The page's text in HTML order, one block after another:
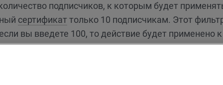
подписчиков, к которым будет
сертификаттолько 10 подписчикам. Этот
вы введете 100, то действие будет применено к
заданному условию. Учитывайте, что